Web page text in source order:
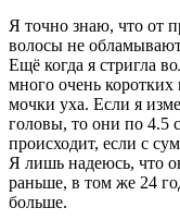
Я точно знаю, что от
волосы не
Ещё когда я стригла
много очень коротких
мочки уха. Если я
головы, то они по 4.5
происходит, если с
Я лишь надеюсь, что
раньше, в том же 24
больше.